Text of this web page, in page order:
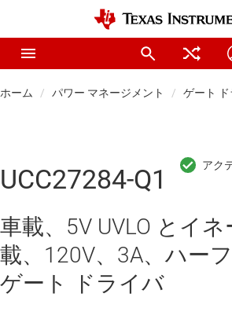
ホーム パワー マネージメント ゲート
UCC27284-Q1
車載、5V UVLO とイ
載、120V、3A、ハー
ゲート ドライバ